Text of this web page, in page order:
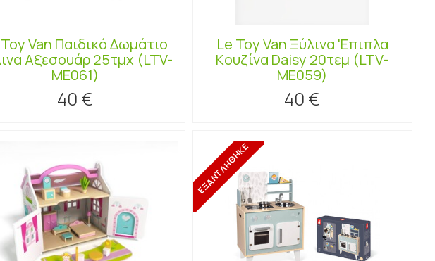
Van Παιδικό Δωμάτιο
Aξεσουάρ 25τμχ (LTV-
ME061)
40 €
Le Toy Van Ξύλινα 'Επιπλα
Kουζίνα Daisy 20τεμ (LTV-
ME059)
40 €
ΕΞΑΝΤΛΗΘΗΚΕ